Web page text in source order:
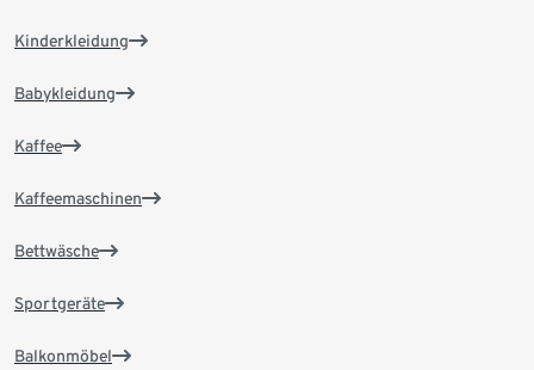
Kinderkleidung
Babykleidung
Kaffee
Kaffeemaschinen
Bettwäsche
Sportgeräte
Balkonmöbel